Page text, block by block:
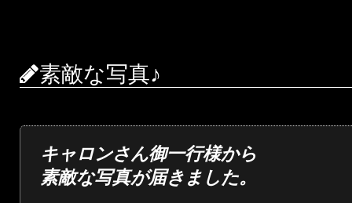
素敵な写真♪
キャロンさん御一行様から
素敵な写真が届きました。